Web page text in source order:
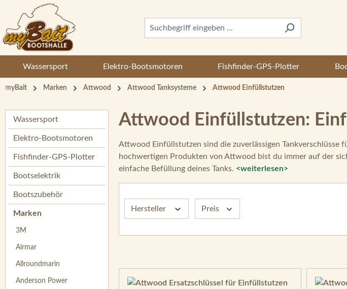
Hauptinhalt springen
Zur Suche springen
Zur Hauptnavigation springen
Wassersport Elektro-Bootsmotoren Fishfinder-GPS-Plotter
myBait Marken Attwood Attwood Tanksysteme Attwood Einfüllstutzen
Wassersport
Elektro-Bootsmotoren
Fishfinder-GPS-Plotter
Bootselektrik
Bootszubehör
Marken
3M
Airmar
Allroundmarin
Anderson Power
Attwood Einfüllstutzen:
Attwood Einfüllstutzen sind die zuverlässigen Tankverschlüsse
hochwertigen Produkten von Attwood bist du immer auf der
einfache Befüllung deines Tanks. <weiterlesen>
Hersteller Preis